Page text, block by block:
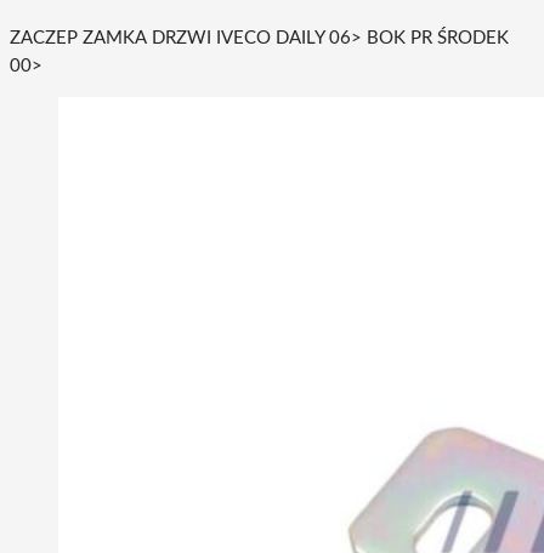
ZACZEP ZAMKA DRZWI IVECO DAILY 06> BOK PR ŚRODEK
00>